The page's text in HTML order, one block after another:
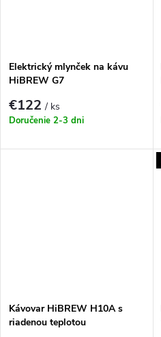
Elektrický mlynček na kávu
HiBREW G7
€122/ ks
Doručenie 2-3 dni
Kávovar HiBREW H10A s
riadenou teplotou